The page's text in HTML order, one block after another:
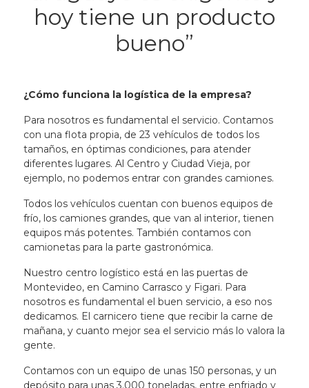
hoy tiene un producto
bueno”
¿Cómo funciona la logística de la empresa?
Para nosotros es fundamental el servicio. Contamos
con una flota propia, de 23 vehículos de todos los
tamaños, en óptimas condiciones, para atender
diferentes lugares. Al Centro y Ciudad Vieja, por
ejemplo, no podemos entrar con grandes camiones.
Todos los vehículos cuentan con buenos equipos de
frío, los camiones grandes, que van al interior, tienen
equipos más potentes. También contamos con
camionetas para la parte gastronómica.
Nuestro centro logístico está en las puertas de
Montevideo, en Camino Carrasco y Figari. Para
nosotros es fundamental el buen servicio, a eso nos
dedicamos. El carnicero tiene que recibir la carne de
mañana, y cuanto mejor sea el servicio más lo valora la
gente.
Contamos con un equipo de unas 150 personas, y un
depósito para unas 3.000 toneladas, entre enfriado y